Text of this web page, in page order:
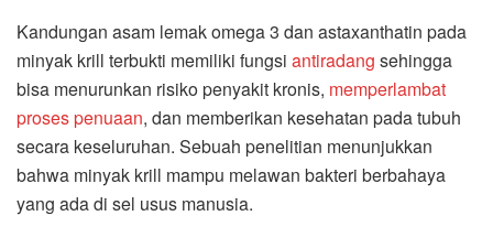
Kandungan asam lemak omega 3 dan astaxanthatin pada
minyak krill terbukti memiliki fungsi antiradang sehingga
bisa menurunkan risiko penyakit kronis, memperlambat
proses penuaan, dan memberikan kesehatan pada tubuh
secara keseluruhan. Sebuah penelitian menunjukkan
bahwa minyak krill mampu melawan bakteri berbahaya
yang ada di sel usus manusia.